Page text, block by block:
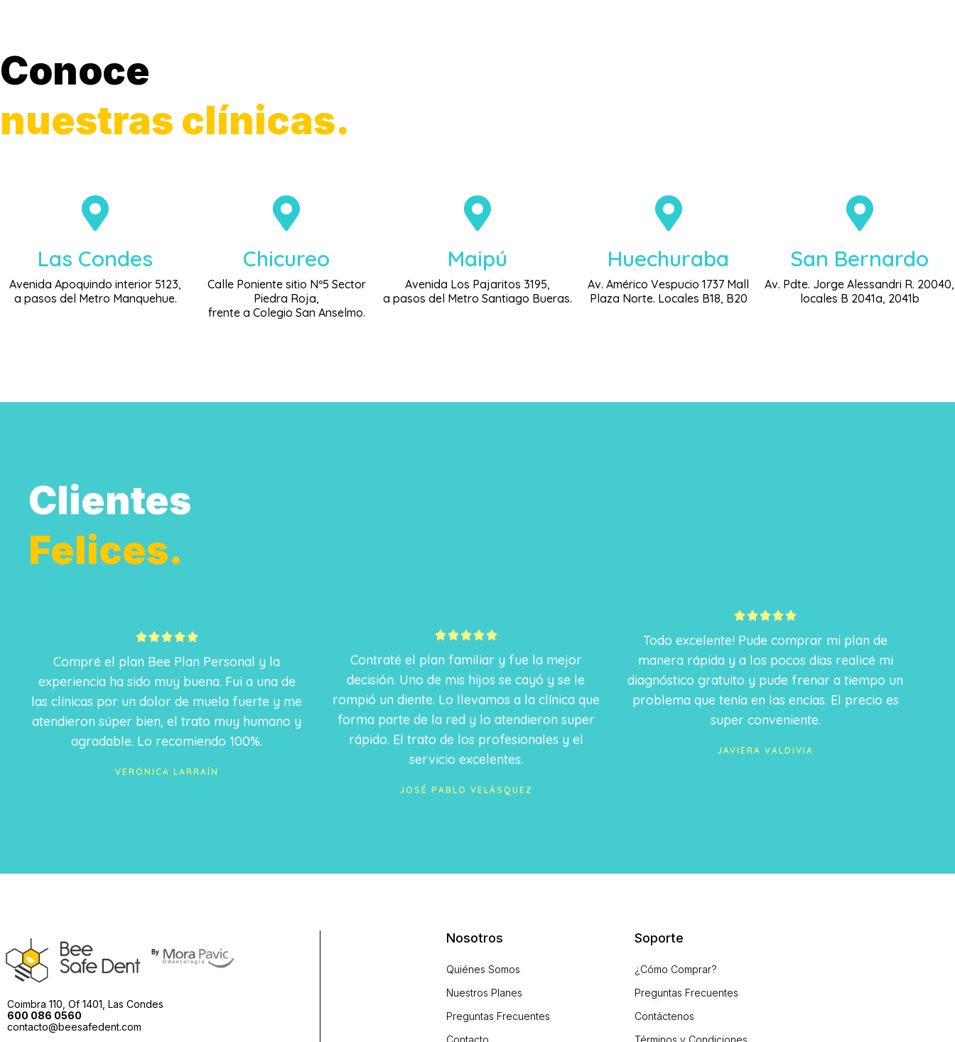
Conoce
nuestras clínicas.
Las Condes
Avenida Apoquindo interior 5123,
a pasos del Metro Manquehue.
Chicureo
Calle Poniente sitio Nº5 Sector
Piedra Roja,
frente a Colegio San Anselmo.
Maipú
Avenida Los Pajaritos 3195,
a pasos del Metro Santiago Bueras.
Huechuraba
Av. Américo Vespucio 1737 Mall
Plaza Norte. Locales B18, B20
San Bernardo
Av. Pdte. Jorge Alessandri R. 20040,
locales B 2041a, 2041b
Clientes
Felices.
5
Compré el plan Bee Plan Personal y la
experiencia ha sido muy buena. Fui a una de
las clínicas por un dolor de muela fuerte y me
atendieron súper bien, el trato muy humano y
agradable. Lo recomiendo 100%.
VERÓNICA LARRAÍN
5
/
5
Contraté el plan familiar y fue la mejor
decisión. Uno de mis hijos se cayó y se le
rompió un diente. Lo llevamos a la clínica que
forma parte de la red y lo atendieron super
rápido. El trato de los profesionales y el
servicio excelentes.
JOSÉ PABLO VELÁSQUEZ
  5
/
5
Todo excelente! Pude comprar mi plan de
manera rápida y a los pocos días realicé mi
diagnóstico gratuito y pude frenar a tiempo un
problema que tenía en las encías. El precio es
Coimbra 110, Of 1401, Las Condes
600 086 0560
contacto@beesafedent.com
Nosotros
Quiénes Somos
Nuestros Planes
Preguntas Frecuentes
Soporte
¿Cómo Comprar?
Preguntas Frecuentes
Contáctenos